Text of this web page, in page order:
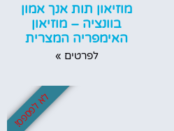
מוזיאון תות אנך אמון
בוונציה – מוזיאון
האימפריה המצרית
לפרטים »
לא לפספס!